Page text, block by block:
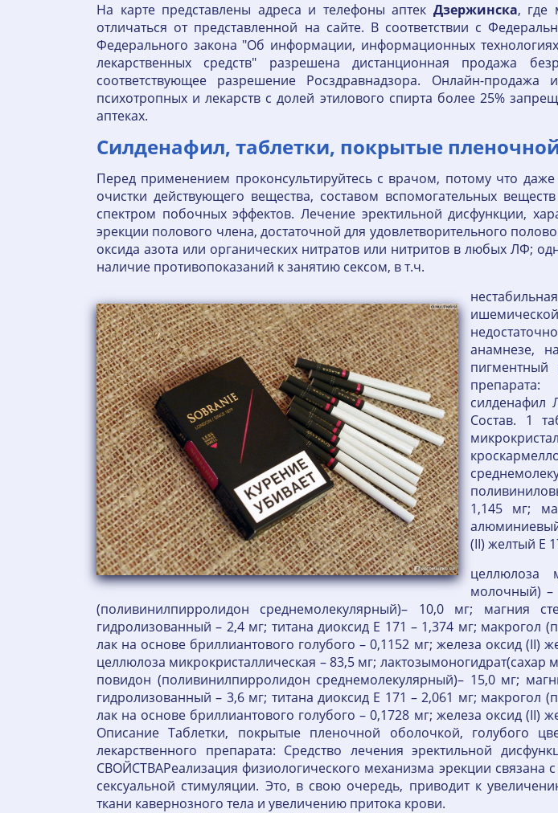
На карте представлены адреса и телефоны аптек Дзержинска, где
отличаться от представленной на сайте. В соответствии с
Федерального закона "Об информации, информационных
лекарственных средств" разрешена дистанционная продажа
соответствующее разрешение Росздравнадзора. Онлайн-продажа
психотропных и лекарств с долей этилового спирта более 25%
аптеках.
Силденафил, таблетки, покрытые
Перед применением проконсультируйтесь с врачом, потому что
очистки действующего вещества, составом вспомогательных
спектром побочных эффектов. Лечение эректильной дисфункции,
эрекции полового члена, достаточной для удовлетворительного
оксида азота или органических нитратов или нитритов в любых ЛФ;
наличие противопоказаний к занятию сексом, в т.ч.
анамнезе,
пигментный
препарата:
силденафил
Состав. 1
1,145 мг;
(II) желтый Е
целлюлоза
молочный) –
(поливинилпирролидон среднемолекулярный)– 10,0 мг; магния
гидролизованный – 2,4 мг; титана диоксид Е 171 – 1,374 мг; макрогол
лак на основе бриллиантового голубого – 0,1152 мг; железа оксид (II)
целлюлоза микрокристаллическая – 83,5 мг;
повидон (поливинилпирролидон среднемолекулярный)– 15,0 мг;
гидролизованный – 3,6 мг; титана диоксид Е 171 – 2,061 мг; макрогол
лак на основе бриллиантового голубого – 0,1728 мг; железа оксид (II)
Описание Таблетки, покрытые пленочной оболочкой, голубого
лекарственного препарата: Средство лечения эректильной
СВОЙСТВАРеализация физиологического механизма эрекции
сексуальной стимуляции. Это, в свою очередь, приводит к
ткани кавернозного тела и увеличению притока крови.